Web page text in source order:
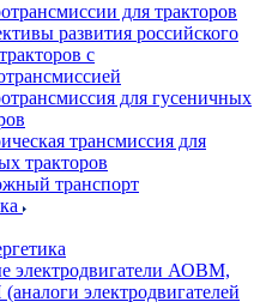
для тракторов
развития российского
с
для гусеничных
трансмиссия для
тракторов
транспорт
электродвигатели АОВМ,
электродвигателей